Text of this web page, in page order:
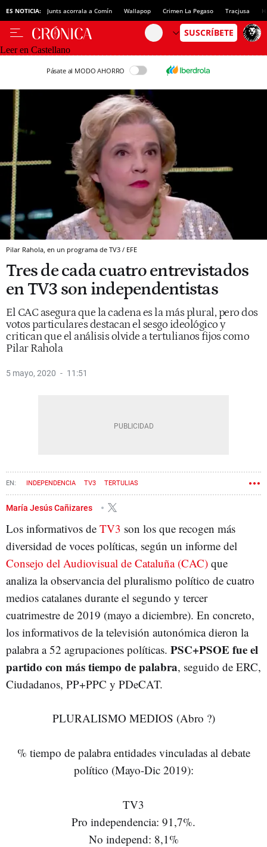
ES NOTICIA: Junts acorrala a Comín Wallapop Crimen La Pegaso Tracjusa
Leer en Castellano
Pásate al MODO AHORRO
Pilar Rahola, en un programa de TV3 / EFE
Tres de cada cuatro entrevistados
en TV3 son independentistas
El CAC asegura que la cadena es la más plural, pero dos
votos particulares destacan el sesgo ideológico y
critican que el análisis olvide a tertulianos fijos como
Pilar Rahola
5 mayo, 2020 11:51
INDEPENDENCIA TV3 TERTULIAS
CONSELL DE L'AUDIOVISUAL DE CATALUNYA (CAC)
María Jesús Cañizares
Los informativos de TV3 son los que recogen más
diversidad de voces políticas, según un informe del
Consejo del Audiovisual de Cataluña (CAC) que
analiza la observancia del pluralismo político de cuatro
medios catalanes durante el segundo y tercer
cuatrimestre de 2019 (mayo a diciembre). En concreto,
los informativos de la televisión autonómica dieron la
palabra a 52 agrupaciones políticas. PSC+PSOE fue el
partido con más tiempo de palabra, seguido de ERC,
Ciudadanos, PP+PPC y PDeCAT.
PLURALISMO MEDIOS (Abro ?)
% tiempo de palabra entidades vinculadas al debate
político (Mayo-Dic 2019):
TV3
Pro independencia: 91,7%.
No independ: 8,1%